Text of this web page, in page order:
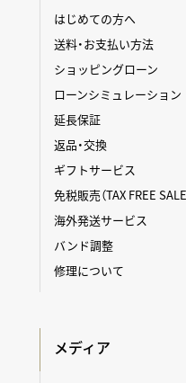
はじめての方へ
送料・お支払い方法
ショッピングローン
ローンシミュレーション
延長保証
返品・交換
ギフトサービス
免税販売（TAX FREE
海外発送サービス
バンド調整
修理について
メディア